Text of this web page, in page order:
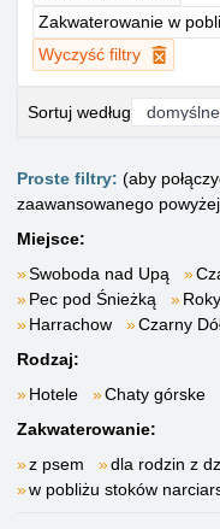
Zakwaterowanie w
Wyczyść filtry
Sortuj według
Proste filtry: (aby
zaawansowanego
Miejsce:
Swoboda nad Upą
Pec pod Śnieżką
Harrachow
Czarny
Rodzaj:
Hotele
Chaty górske
Zakwaterowanie:
z psem
dla rodzin z
w pobliżu stoków